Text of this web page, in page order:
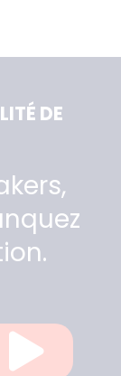
DE